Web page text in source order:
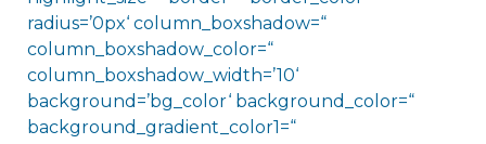
radius=’0px‘ column_boxshadow=“
column_boxshadow_color=“
column_boxshadow_width=’10‘
background=’bg_color‘ background_color=“
background_gradient_color1=“